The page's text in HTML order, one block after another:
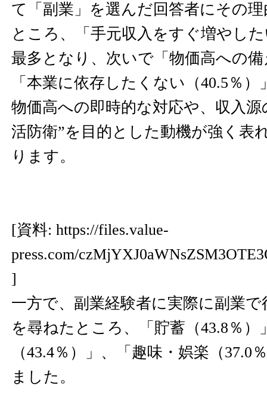
て「副業」を選んだ回答者にその
ところ、「手元収入をすぐ増やし
最多となり、次いで「物価高への備
「本業に依存したくない（40.5％
物価高への即時的な対応や、収入
活防衛”を目的とした動機が強く表
ります。
[資料: https://files.value-
press.com/
]
一方で、副業経験者に実際に副業
を尋ねたところ、「貯蓄（43.8％）
（43.4％）」、「趣味・娯楽（37.0
ました。